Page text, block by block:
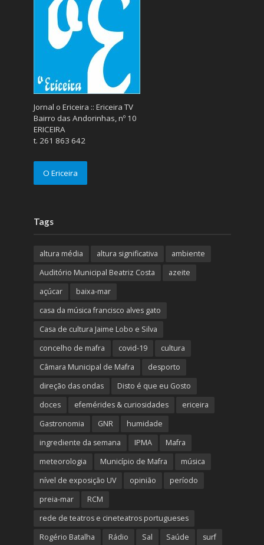
Jornal o Ericeira :: Ericeira TV
Bairro das Andorinhas, nº 10
ERICEIRA
t. 261 863 642
O Ericeira
Tags
altura média altura significativa
ambiente
Auditório Municipal Beatriz Costa
azeite
açúcar
baixa-mar
casa da música francisco alves gato
Casa de cultura Jaime Lobo e Silva
concelho de mafra
covid-19
cultura
Câmara Municipal de Mafra
desporto
direção das ondas
Disto é que eu Gosto
doces
efemérides & curiosidades
ericeira
Gastronomia
GNR
humidade
ingrediente da semana
IPMA
Mafra
meteorologia
Município de Mafra
música
nível de exposição UV
opinião
período
preia-mar
RCM
rede de teatros e cineteatros portugueses
Rogério Batalha
Rádio Sal Saúde surf